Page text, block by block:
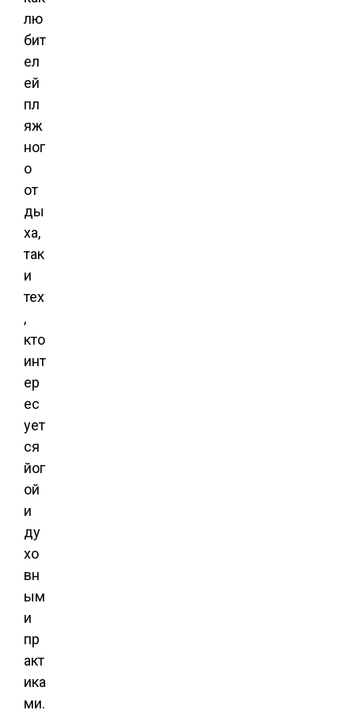
лю
бит
ел
ей
пл
яж
ног
о
от
ды
ха,
так
и
тех
,
кто
инт
ер
ес
ует
ся
йог
ой
и
ду
хо
вн
ым
и
пр
акт
ика
ми.